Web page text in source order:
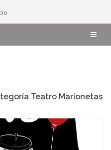
Teatro Marionetas